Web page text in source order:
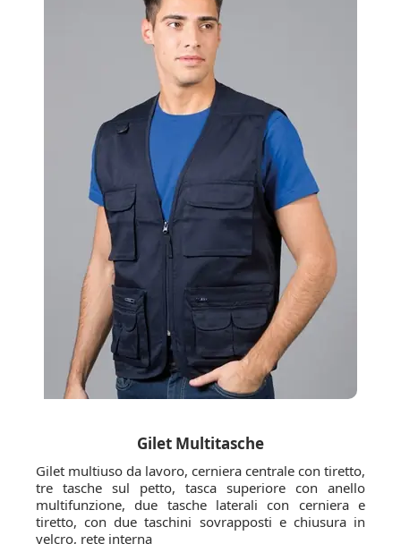
Gilet Multitasche
Gilet multiuso da lavoro, cerniera centrale con tiretto,
tre tasche sul petto, tasca superiore con anello
multifunzione, due tasche laterali con cerniera e
tiretto, con due taschini sovrapposti e chiusura in
velcro, rete interna